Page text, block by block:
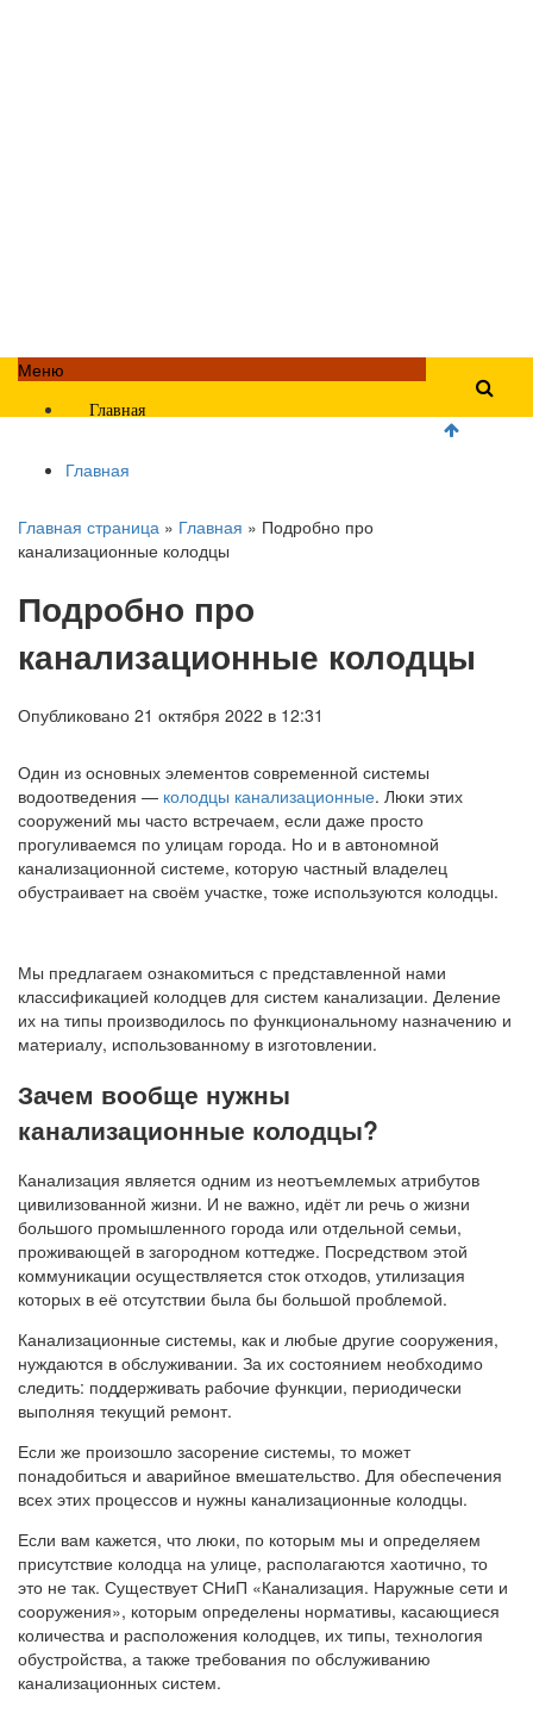
Меню
Главная
Главная
Главная страница » Главная » Подробно про
канализационные колодцы
Подробно про
канализационные колодцы
Опубликовано 21 октября 2022 в 12:31
Один из основных элементов современной системы
водоотведения — колодцы канализационные. Люки этих
сооружений мы часто встречаем, если даже просто
прогуливаемся по улицам города. Но и в автономной
канализационной системе, которую частный владелец
обустраивает на своём участке, тоже используются колодцы.
Мы предлагаем ознакомиться с представленной нами
классификацией колодцев для систем канализации. Деление
их на типы производилось по функциональному назначению и
материалу, использованному в изготовлении.
Зачем вообще нужны
канализационные колодцы?
Канализация является одним из неотъемлемых атрибутов
цивилизованной жизни. И не важно, идёт ли речь о жизни
большого промышленного города или отдельной семьи,
проживающей в загородном коттедже. Посредством этой
коммуникации осуществляется сток отходов, утилизация
которых в её отсутствии была бы большой проблемой.
Канализационные системы, как и любые другие сооружения,
нуждаются в обслуживании. За их состоянием необходимо
следить: поддерживать рабочие функции, периодически
выполняя текущий ремонт.
Если же произошло засорение системы, то может
понадобиться и аварийное вмешательство. Для обеспечения
всех этих процессов и нужны канализационные колодцы.
Если вам кажется, что люки, по которым мы и определяем
присутствие колодца на улице, располагаются хаотично, то
это не так. Существует СНиП «Канализация. Наружные сети и
сооружения», которым определены нормативы, касающиеся
количества и расположения колодцев, их типы, технология
обустройства, а также требования по обслуживанию
канализационных систем.